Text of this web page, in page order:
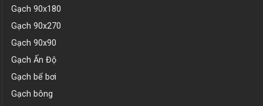
Gạch 90x180
Gạch 90x270
Gạch 90x90
Gạch Ấn Độ
Gạch bể bơi
Gạch bông